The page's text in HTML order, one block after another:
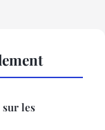
sur les